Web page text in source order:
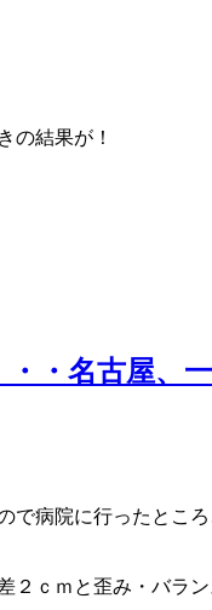
の結果が！
・名古屋、
病院に行ったとこ
ｃｍと歪み・バラ